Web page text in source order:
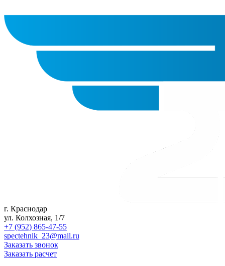
г. Краснодар
ул. Колхозная, 1/7
+7 (952) 865-47-55
spectehnik_23@mail.ru
Заказать звонок
Заказать расчет